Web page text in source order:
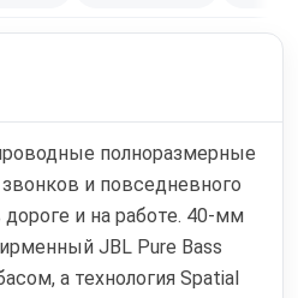
полноразмерные
и повседневного
и на работе. 40-мм
JBL Pure Bass
а технология Spatial